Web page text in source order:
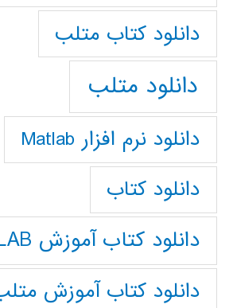
دانلود كتاب متلب
دانلود متلب
دانلود نرم افزار Matlab
دانلود کتاب
دانلود کتاب آموزش MATLAB
دانلود کتاب آموزش